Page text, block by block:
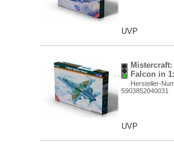
UVP
Falcon in
Hersteller-
5903852040031
UVP